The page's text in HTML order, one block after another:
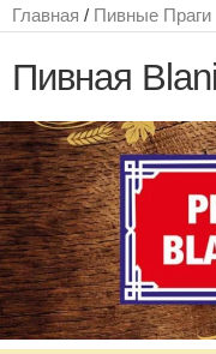
Главная / Пивные Праги
Пивная